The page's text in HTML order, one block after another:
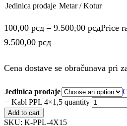
Jedinica prodaje Metar / Kotur
100,00 рсд – 9.500,00 рсдPrice
9.500,00 рсд
Cena dostave se obračunava pri
Jedinica prodaje
Kabl PPL 4×1,5 quantity
Add to cart
SKU: K-PPL-4X15